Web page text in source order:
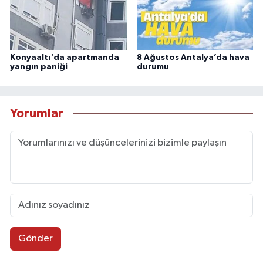
Konyaaltı'da apartmanda
yangın paniği
8 Ağustos Antalya’da hava
durumu
Yorumlar
Gönder